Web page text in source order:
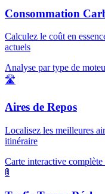
Consommation
Calculez le coût en
actuels
Analyse par type de
🛣️
Aires de Repos
Localisez les meilleures
itinéraire
Carte interactive
🚦